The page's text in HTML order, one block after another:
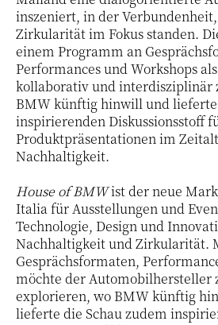
inszeniert, in der
Zirkularität im Fokus standen.
einem Programm an
Performances und Workshops
kollaborativ und interdisziplinär
BMW künftig hinwill und
inspirierenden Diskussionsstoff
Produktpräsentationen im
Nachhaltigkeit.
House of BMWist der neue
Italia für Ausstellungen und
Technologie, Design und
Nachhaltigkeit und Zirkularität.
Gesprächsformaten,
möchte der Automobilhersteller
explorieren, wo BMW künftig
lieferte die Schau zudem